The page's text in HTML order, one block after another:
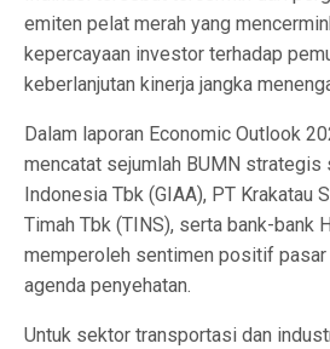
emiten pelat merah yang
kepercayaan investor terhadap
keberlanjutan kinerja jangka
Dalam laporan Economic Outlook
mencatat sejumlah BUMN strategis
Indonesia Tbk (GIAA), PT Krakatau
Timah Tbk (TINS), serta bank-bank
memperoleh sentimen positif pasar
agenda penyehatan.
Untuk sektor transportasi dan